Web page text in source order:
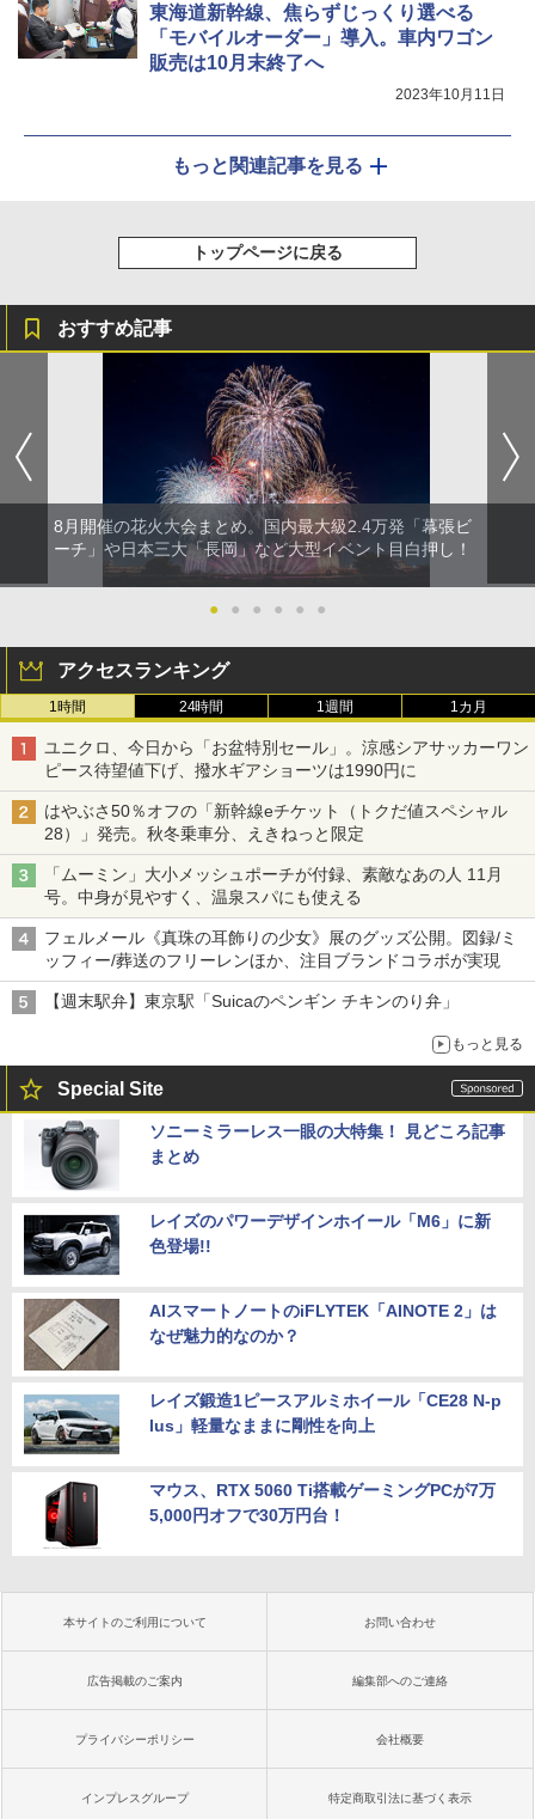
東海道新幹線、焦らずじっくり選べる
「モバイルオーダー」導入。車内ワゴン
販売は10月末終了へ
2023年10月11日
もっと関連記事を見る
トップページに戻る
おすすめ記事
8月開催の花火大会まとめ。国内最大級2.4万発「幕張ビ
ーチ」や日本三大「長岡」など大型イベント目白押し！
● ● ● ● ● ●
アクセスランキング
1時間 24時間 1週間 1カ月
ユニクロ、今日から「お盆特別セール」。涼感シアサッカーワン
ピース待望値下げ、撥水ギアショーツは1990円に
はやぶさ50％オフの「新幹線eチケット（トクだ値スペシャル
28）」発売。秋冬乗車分、えきねっと限定
「ムーミン」大小メッシュポーチが付録、素敵なあの人 11月
号。中身が見やすく、温泉スパにも使える
フェルメール《真珠の耳飾りの少女》展のグッズ公開。図録/ミ
ッフィー/葬送のフリーレンほか、注目ブランドコラボが実現
【週末駅弁】東京駅「Suicaのペンギン チキンのり弁」
もっと見る
Special Site
ソニーミラーレス一眼の大特集！ 見どころ記事
まとめ
レイズのパワーデザインホイール「M6」に新
色登場!!
AIスマートノートのiFLYTEK「AINOTE 2」は
なぜ魅力的なのか？
レイズ鍛造1ピースアルミホイール「CE28 N-p
lus」軽量なままに剛性を向上
マウス、RTX 5060 Ti搭載ゲーミングPCが7万
5,000円オフで30万円台！
本サイトのご利用について お問い合わせ
広告掲載のご案内 編集部へのご連絡
プライバシーポリシー 会社概要
インプレスグループ 特定商取引法に基づく表示